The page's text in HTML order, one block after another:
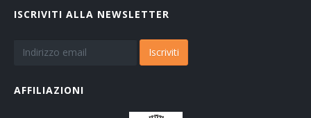
ISCRIVITI ALLA NEWSLETTER
Iscriviti
AFFILIAZIONI